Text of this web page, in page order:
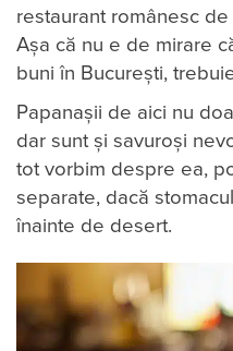
restaurant românesc
Aşa că nu e de mirare
buni în București,
Papanașii de aici nu
dar sunt şi savuroşi
tot vorbim despre ea,
separate, dacă
înainte de desert.